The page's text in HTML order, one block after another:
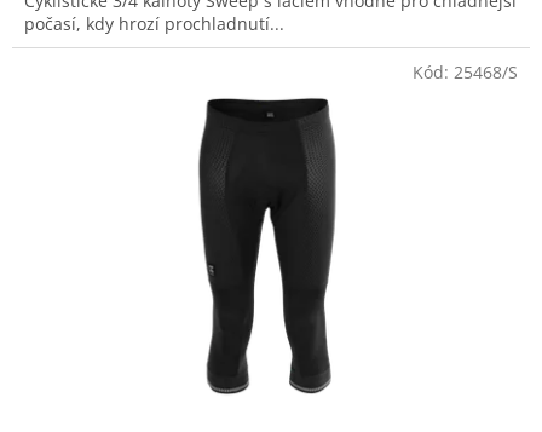
počasí, kdy hrozí prochladnutí...
Kód: 25468/S